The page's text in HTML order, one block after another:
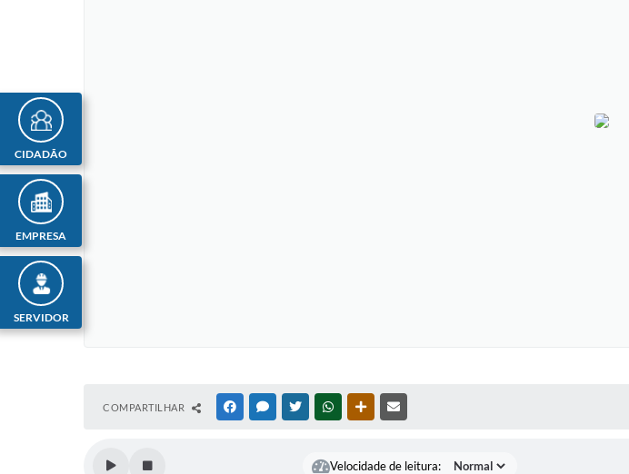
CIDADÃO
EMPRESA
SERVIDOR
COMPARTILHAR FACEBOOKMESSENGER
TWITTERWHATSAPPOUTRAS MÍDIAS
Velocidade de leitura: